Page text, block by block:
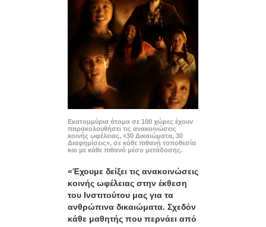
Εκατομμύρια άτομα σε 100 χώρες έχουν
παρακολουθήσει τις ανακοινώσεις
κοινής ωφέλειας, «30 Δικαιώματα, 30
Διαφημίσεις», σε κάθε πιθανή τοποθεσία
και με κάθε πιθανό μέσο μετάδοσης.
«Έχουμε δείξει τις ανακοινώσεις
κοινής ωφέλειας στην έκθεση
του Ινστιτούτου μας για τα
ανθρώπινα δικαιώματα. Σχεδόν
κάθε μαθητής που περνάει από